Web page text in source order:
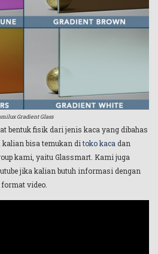
Gradient Glass
bentuk fisik dari jenis kaca yang dibahas
kalian bisa temukan ditoko kaca dan
kami, yaitu Glassmart. Kami juga
jika kalian butuh informasi dengan
format video.